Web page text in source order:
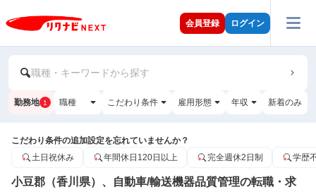
会員登録 ログイン
職種・キーワードから探す
勤務地 1 職種 こだわり条件 雇用形態 年収 新着のみ
こだわり条件の追加設定を忘れていませんか？
土日祝休み
年間休日120日以上 完全週休2日制 学歴
小豆郡（香川県）、自動車/輸送機器品質管理の転職・求